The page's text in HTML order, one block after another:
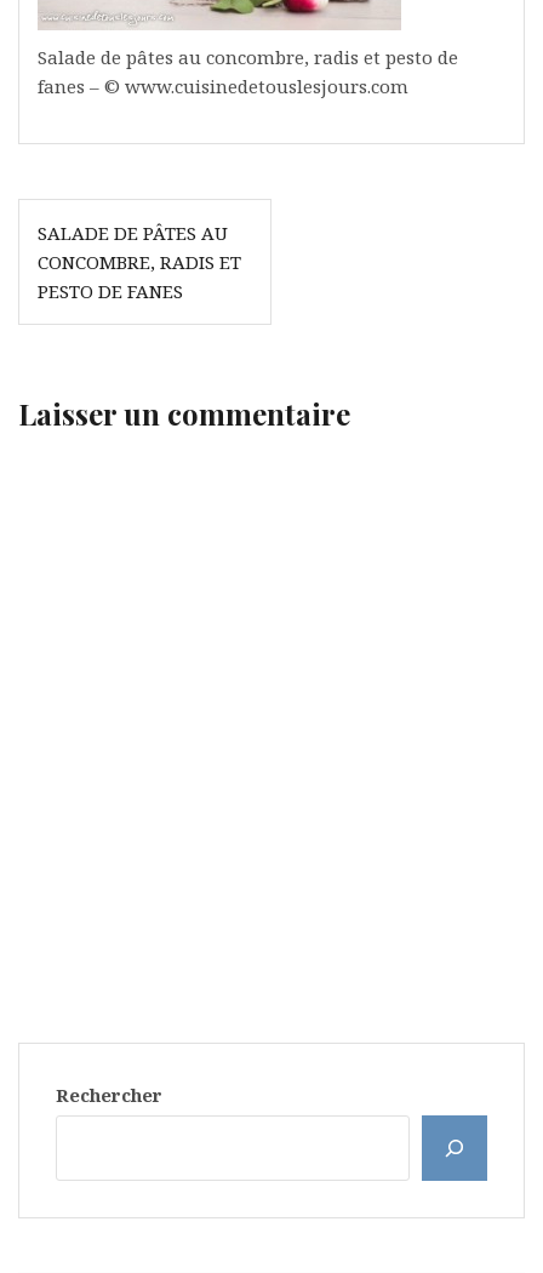
Salade de pâtes au concombre, radis et pesto de
fanes – © www.cuisinedetouslesjours.com
Navigation
de
l’article
SALADE DE PÂTES AU
CONCOMBRE, RADIS ET
PESTO DE FANES
Laisser un commentaire
Rechercher